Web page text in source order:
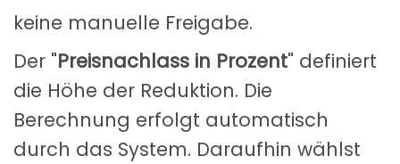
keine manuelle Freigabe.
Der "Preisnachlass in Prozent" definiert
die Höhe der Reduktion. Die
Berechnung erfolgt automatisch
durch das System. Daraufhin wählst